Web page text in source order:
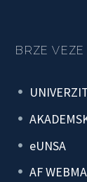
BRZE VEZE
eUNSA
AF